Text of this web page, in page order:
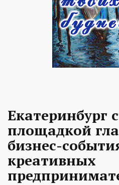
Екатеринбург
площадкой
бизнес-
креативных